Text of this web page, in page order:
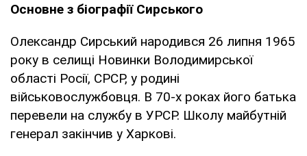
Основне з біографії Сирського
Олександр Сирський народився 26 липня 1965
року в селищі Новинки Володимирської
області Росії, СРСР, у родині
військовослужбовця. В 70-х роках його батька
перевели на службу в УРСР. Школу майбутній
генерал закінчив у Харкові.